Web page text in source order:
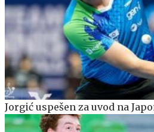
Jorgić uspešen za uvod na